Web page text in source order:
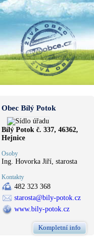
Obec Bílý Potok
Bílý Potok č. 337, 46362,
Hejnice
Osoby
Ing. Hovorka Jiří, starosta
Kontakty
482 323 368
starosta@bily-potok.cz
www.bily-potok.cz
Kompletní info